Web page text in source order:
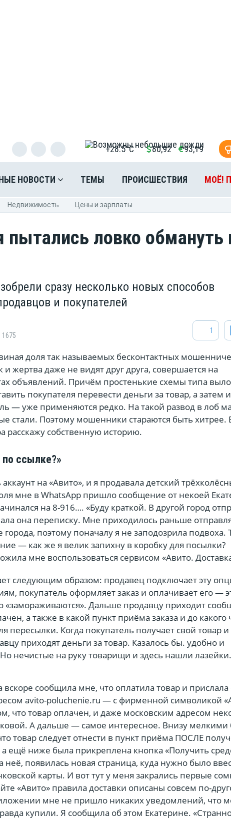
+28.5°C 80,92 93,19
НОВОСТИ ТЕМЫ ПРОИСШЕСТВИЯ МОЁ!
Недвижимость Цены и зарплаты
пытались ловко обмануть
сразу несколько новых способов
и покупателей
1675
1
доля так называемых бесконтактных
и жертва даже не видят друг друга, совершается на
объявлений. Причём простенькие схемы типа
покупателя перевести деньги за товар, а затем
— уже применяются редко. На такой развод в лоб
стали. Поэтому мошенники стараются быть хитрее.
расскажу собственную историю.
ссылке?»
на «Авито», и я продавала детский
мне в WhatsApp пришло сообщение от некоей
на 8-916…. «Буду краткой. В другой город
она переписку. Мне приходилось раньше
города, поэтому поначалу я не заподозрила подвоха.
— как же я велик запихну в коробку для посылки?
мне воспользоваться сервисом «Авито.
следующим образом: продавец подключает эту
покупатель оформляет заказ и оплачивает его —
«замораживаются». Дальше продавцу приходит
а также в какой пункт приёма заказа и до какого
пересылки. Когда покупатель получает свой товар и
приходят деньги за товар. Казалось бы. удобно и
нечистые на руку товарищи и здесь нашли лазейки.
сообщила мне, что оплатила товар и прислала
avito-poluchenie.ru — с фирменной символикой
что товар оплачен, и даже московским адресом
А дальше — самое интересное. Внизу мелкими
товар следует отнести в пункт приёма ПОСЛЕ
а ещё ниже была прикреплена кнопка «Получить
неё, появилась новая страница, куда нужно было
карты. И вот тут у меня закрались первые
«Авито» правила доставки описаны совсем по-
мне не пришло никаких уведомлений, что
купили. Я сообщила об этом Екатерине.